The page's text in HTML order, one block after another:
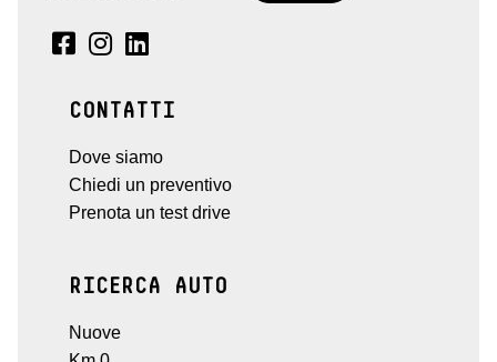
CONTATTI
Dove siamo
Chiedi un preventivo
Prenota un test drive
RICERCA AUTO
Nuove